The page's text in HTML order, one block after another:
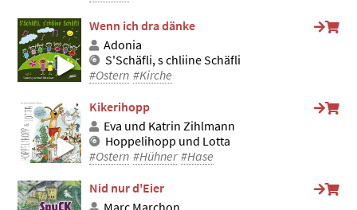
Wenn ich dra dänke
Adonia
S'Schäfli, s chliine Schäfli
#Ostern #Kirche
Kikerihopp
Eva und Katrin Zihlmann
Hoppelihopp und Lotta
#Ostern #Hühner #Hase
Nid nur d'Eier
Marc Marchon